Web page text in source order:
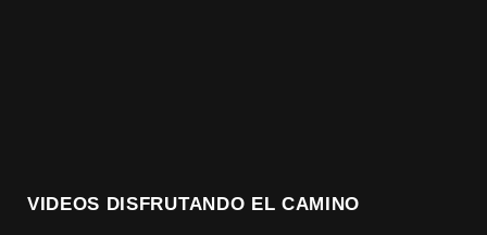
VIDEOS DISFRUTANDO EL CAMINO